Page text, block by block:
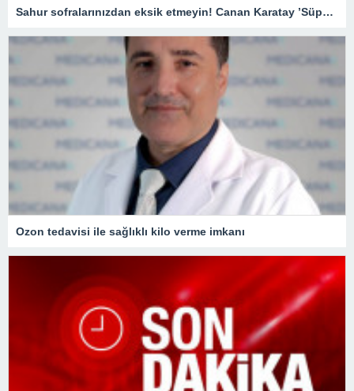
Sahur sofralarınızdan eksik etmeyin! Canan Karatay ’Süper besin’ diyerek açıkladı! Günde 2 adet tüketirseniz…
Ozon tedavisi ile sağlıklı kilo verme imkanı